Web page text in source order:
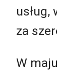
za
W